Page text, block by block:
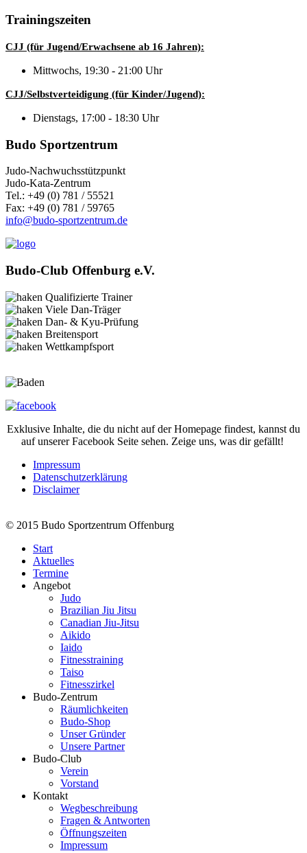
Trainingszeiten
CJJ (für Jugend/Erwachsene ab 16 Jahren):
Mittwochs, 19:30 - 21:00 Uhr
CJJ/Selbstverteidigung (für Kinder/Jugend):
Dienstags, 17:00 - 18:30 Uhr
Budo Sportzentrum
Judo-Nachwuchsstützpunkt
Judo-Kata-Zentrum
Tel.: +49 (0) 781 / 55521
Fax: +49 (0) 781 / 59765
info@budo-sportzentrum.de
Budo-Club Offenburg e.V.
Qualifizierte Trainer
Viele Dan-Träger
Dan- & Kyu-Prüfung
Breitensport
Wettkampfsport
Exklusive Inhalte, die du nicht auf der Homepage findest, kannst du
auf unserer Facebook Seite sehen. Zeige uns, was dir gefällt!
Impressum
Datenschutzerklärung
Disclaimer
© 2015 Budo Sportzentrum Offenburg
Start
Aktuelles
Termine
Angebot
Judo
Brazilian Jiu Jitsu
Canadian Jiu-Jitsu
Aikido
Iaido
Fitnesstraining
Taiso
Fitnesszirkel
Budo-Zentrum
Räumlichkeiten
Budo-Shop
Unser Gründer
Unsere Partner
Budo-Club
Verein
Vorstand
Kontakt
Wegbeschreibung
Fragen & Antworten
Öffnungszeiten
Impressum